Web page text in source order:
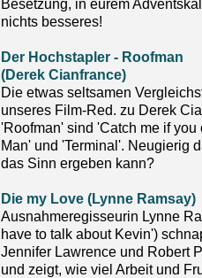
Besetzung, in eurem
nichts besseres!
Der Hochstapler - Roofman
(Derek Cianfrance)
Die etwas seltsamen
unseres Film-Red. zu Derek
'Roofman' sind 'Catch me if you
Man' und 'Terminal'. Neugierig
das Sinn ergeben kann?
Die my Love (Lynne Ramsay)
Ausnahmeregisseurin Lynne
have to talk about Kevin')
Jennifer Lawrence und Robert
und zeigt, wie viel Arbeit und